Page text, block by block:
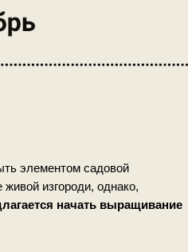
элементом садовой
живой изгороди, однако,
начать выращивание